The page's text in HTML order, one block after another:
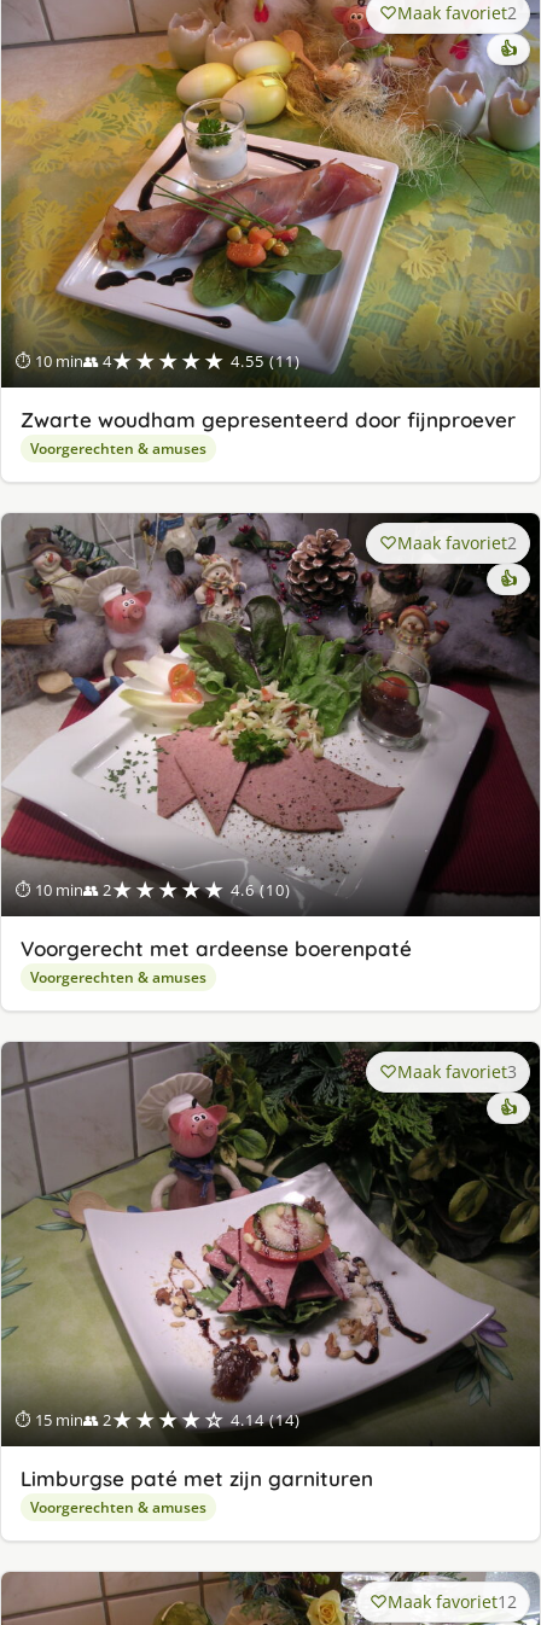
⏱ 10 min👥 4★★★★★ 4.55 (11)
Maak favoriet2
👍
Zwarte woudham gepresenteerd door fijnproever
Voorgerechten & amuses
⏱ 10 min👥 2★★★★★ 4.6 (10)
Maak favoriet2
👍
Voorgerecht met ardeense boerenpaté
Voorgerechten & amuses
⏱ 15 min👥 2★★★★☆ 4.14 (14)
Maak favoriet3
👍
Limburgse paté met zijn garnituren
Voorgerechten & amuses
Maak favoriet12